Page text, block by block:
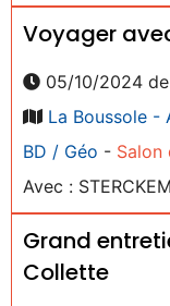
Voyager
05/10/2024 de
La Boussole -
BD / Géo - Salon
Avec :
Grand
Collette